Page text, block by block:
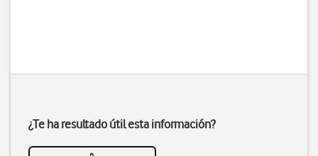
¿Te ha resultado útil esta información?